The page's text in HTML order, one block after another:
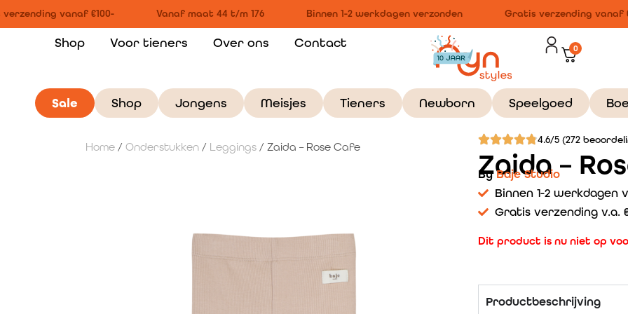
vanaf €100- Vanaf maat 44 t/m 176 Binnen 1-2 werkdagen verzonden Gratis verzending vanaf
Shop Voor tieners Over ons Contact 0
Sale Shop Jongens Meisjes Tieners Newborn Speelgoed
Home / Onderstukken / Leggings / Zaida – Rose Cafe
4.6/5 (272
Zaida –
ByBaje Studio
Binnen 1-2 werkdagen
Gratis verzending v.a.
Dit product is nu niet op
Productbeschrijving